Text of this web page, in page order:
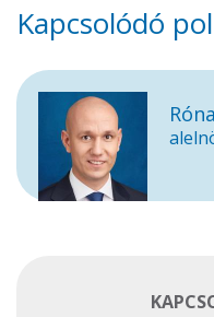
Kapcsolódó